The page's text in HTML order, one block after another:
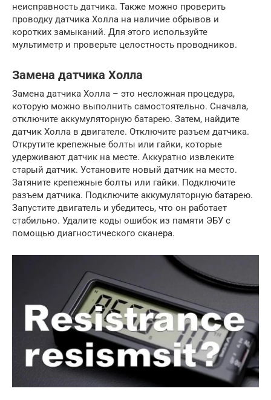
неисправность датчика. Также можно проверить
проводку датчика Холла на наличие обрывов и
коротких замыканий. Для этого используйте
мультиметр и проверьте целостность проводников.
Замена датчика Холла
Замена датчика Холла – это несложная процедура,
которую можно выполнить самостоятельно. Сначала,
отключите аккумуляторную батарею. Затем, найдите
датчик Холла в двигателе. Отключите разъем датчика.
Открутите крепежные болты или гайки, которые
удерживают датчик на месте. Аккуратно извлеките
старый датчик. Установите новый датчик на место.
Затяните крепежные болты или гайки. Подключите
разъем датчика. Подключите аккумуляторную батарею.
Запустите двигатель и убедитесь, что он работает
стабильно. Удалите коды ошибок из памяти ЭБУ с
помощью диагностического сканера.